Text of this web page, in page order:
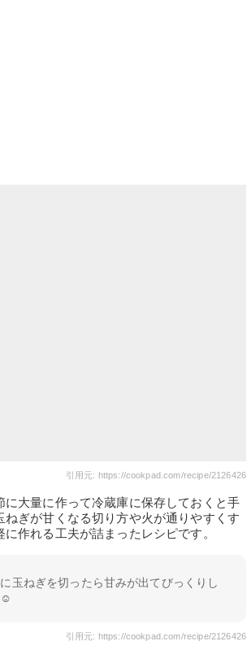
引用元: https://cookpad.com/recipe/2126426
大量に作って冷蔵庫に保存しておくと手
ぎが甘くなる切り方や火が通りやすくす
作れる工夫が詰まったレシピです。
玉ねぎを切ったら甘みが出てびっくりし
☺️
引用元: https://cookpad.com/recipe/2126426